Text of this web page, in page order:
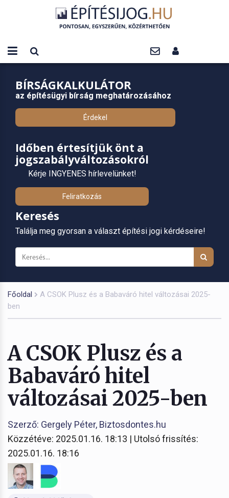
BÍRSÁGKALKULÁTOR
az építésügyi bírság meghatározásához
Érdekel
Időben értesítjük önt a
jogszabályváltozásokról
Kérje INGYENES hírlevelünket!
Feliratkozás
Keresés
Találja meg gyorsan a választ építési jogi kérdéseire!
Főoldal
A CSOK Plusz és a Babaváró hitel változásai 2025-
ben
A CSOK Plusz és a
Babaváró hitel
változásai 2025-ben
Szerző: Gergely Péter, Biztosdontes.hu
Közzétéve: 2025.01.16. 18:13 | Utolsó frissítés:
2025.01.16. 18:16